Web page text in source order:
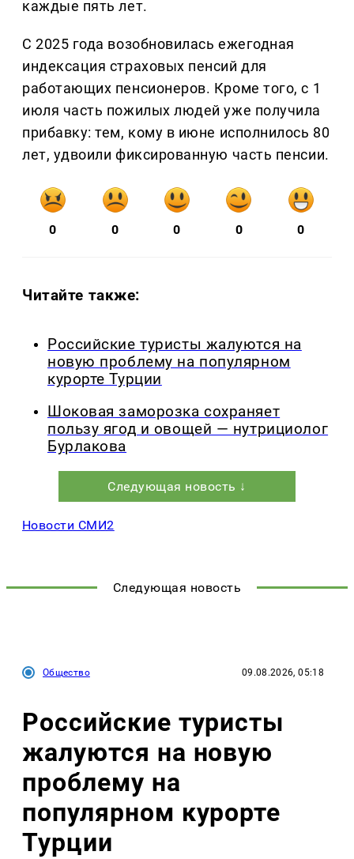
каждые пять лет.
С 2025 года возобновилась ежегодная
индексация страховых пенсий для
работающих пенсионеров. Кроме того, с 1
июля часть пожилых людей уже получила
прибавку: тем, кому в июне исполнилось 80
лет, удвоили фиксированную часть пенсии.
0 0 0 0 0
Читайте также:
Российские туристы жалуются на
новую проблему на популярном
курорте Турции
Шоковая заморозка сохраняет
пользу ягод и овощей — нутрициолог
Бурлакова
Следующая новость ↓
Новости СМИ2
Следующая новость
Общество 09.08.2026, 05:18
Российские туристы
жалуются на новую
проблему на
популярном курорте
Турции